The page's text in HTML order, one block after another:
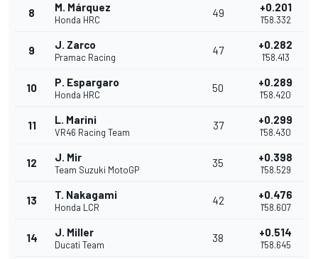
8 M. Márquez
Honda HRC
49 +0.201
1'58.332
9 J. Zarco
Pramac Racing
47 +0.282
1'58.413
10 P. Espargaro
Honda HRC
50 +0.289
1'58.420
11 L. Marini
VR46 Racing Team
37 +0.299
1'58.430
12 J. Mir
Team Suzuki MotoGP
35 +0.398
1'58.529
13 T. Nakagami
Honda LCR
42 +0.476
1'58.607
14 J. Miller
Ducati Team
38 +0.514
1'58.645